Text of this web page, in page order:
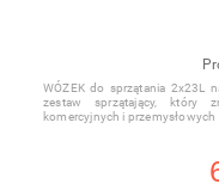
WÓZEK do sprzątania 2x23L
zestaw sprzątający, który
komercyjnych i przemysłowych